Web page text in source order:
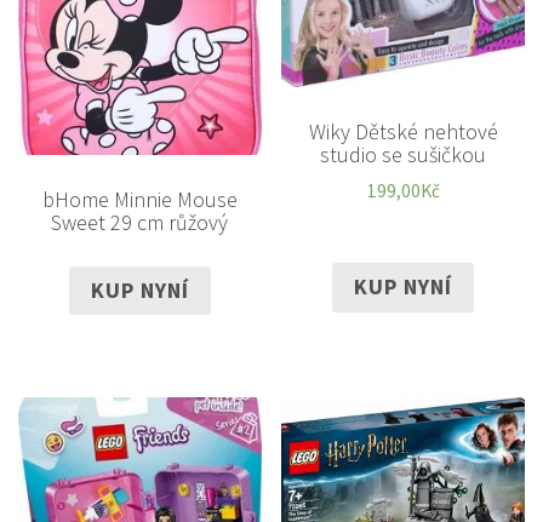
bHome Minnie Mouse
Sweet 29 cm růžový
KUP NYNÍ
Wiky Dětské nehtové
studio se sušičkou
199,00Kč
KUP NYNÍ